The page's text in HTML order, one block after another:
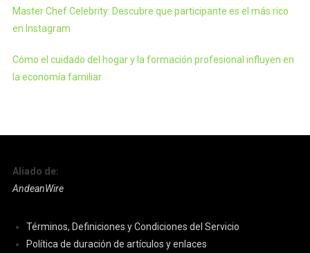
Master Chef Celebrity: Descubre que participante es el más rico
en Instagram
Cómo el cuidado del hogar y la formación profesional influyen en
la economía familiar
Aliado de:
AndeanWire
Términos, Definiciones y Condiciones del Servicio
Política de duración de artículos y enlaces